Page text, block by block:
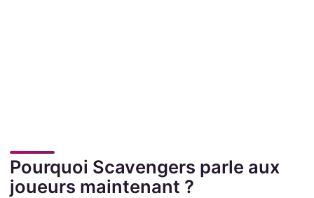
Pourquoi Scavengers parle aux
joueurs maintenant ?